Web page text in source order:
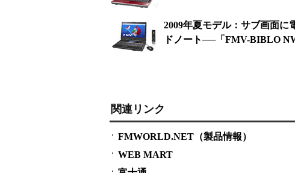
2009年夏モデル：サブ画面に
ドノート──「FMV-BIBLO
関連リンク
FMWORLD.NET（製品情報）
WEB MART